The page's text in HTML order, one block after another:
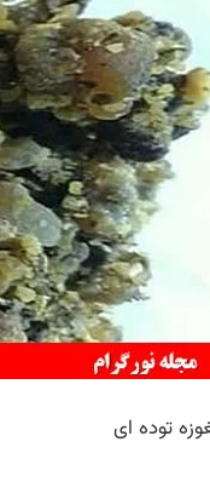
توده ای